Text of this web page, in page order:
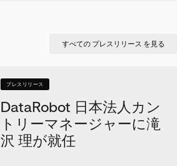
すべての プレスリリース を見る
プレスリリース
DataRobot 日本法人カン
トリーマネージャーに滝
沢 理が就任